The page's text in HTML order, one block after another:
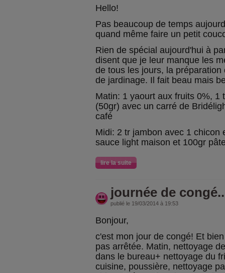
Hello!
Pas beaucoup de temps
quand même faire un petit
Rien de spécial aujourd'hui à
disent que je leur manque les
de tous les jours, la
de jardinage. Il fait beau mais
Matin: 1 yaourt aux fruits 0%, 1
(50gr) avec un carré de
café
Midi: 2 tr jambon avec 1 chicon
sauce light maison et 100gr
lire la suite
journée de
publié le 19/03/2014 à 19:53
Bonjour,
c'est mon jour de congé! Et
pas arrêtée. Matin, nettoyage
dans le bureau+ nettoyage du
cuisine, poussière, nettoyage